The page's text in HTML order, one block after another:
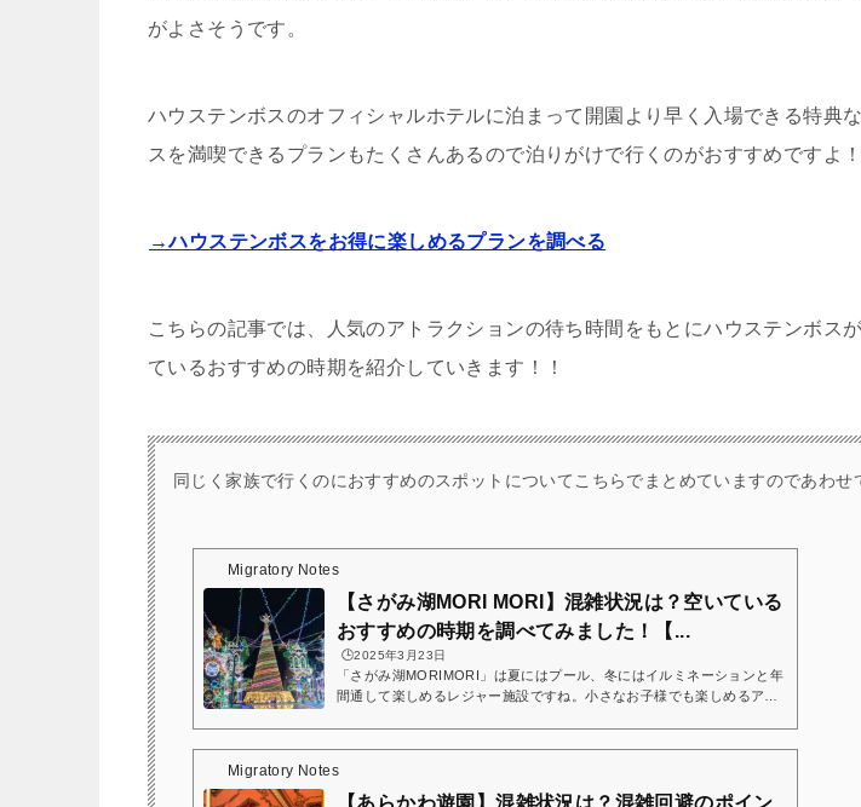
がよさそうです。
ハウステンボスのオフィシャルホテルに泊まって開園より早く入場できる特典
スを満喫できるプランもたくさんあるので泊りがけで行くのがおすすめですよ！
→ハウステンボスをお得に楽しめるプランを調べる
こちらの記事では、人気のアトラクションの待ち時間をもとにハウステンボス
ているおすすめの時期を紹介していきます！！
同じく家族で行くのにおすすめのスポットについてこちらでまとめていますのであわせ
Migratory Notes
【さがみ湖MORI MORI】混雑状況は？空いている
おすすめの時期を調べてみました！【...
🕒️2025年3月23日
「さがみ湖MORIMORI」は夏にはプール、冬にはイルミネーションと年
間通して楽しめるレジャー施設ですね。小さなお子様でも楽しめるアト
で、家族連れやカップルに大人気のレジャースポットです。さらに、ア
ソビューではお得で便利なプランがたくさん用意されているので、事前
Migratory Notes